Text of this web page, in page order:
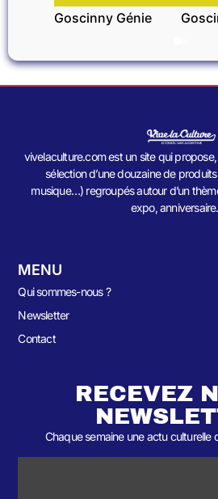
Goscinny Génie
vivelaculture.com est un site qui
sélection d’une douzaine de
musique…) regroupés autour d’un
expo,
MENU
Qui sommes-nous ?
Newsletter
Contact
RECEVEZ
Chaque semaine une actu culturelle